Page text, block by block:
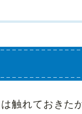
触れておきた